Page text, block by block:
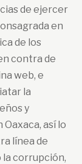
de ejercer
en
de los
contra de
web, e
la
y
así lo
línea de
corrupción,